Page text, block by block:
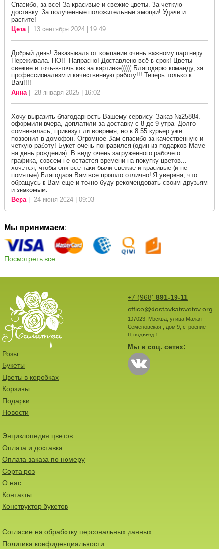
Спасибо, за все! За красивые и свежие цветы. За четкую
доставку. За полученные положительные эмоции! Удачи и
растите!
Цета| 13 сентября 2024 | 19:49
Добрый день! Заказывала от компании очень важному партнеру.
Переживала. НО!!! Напрасно! Доставлено всё в срок! Цветы
свежие и точь-в-точь как на картинке))))) Благодарю команду, за
профессионализм и качественную работу!!! Теперь только к
Вам!!!!
Анна| 28 января 2025 | 16:02
Хочу выразить благодарность Вашему сервису. Заказ №25884,
оформили вчера, доплатили за доставку с 8 до 9 утра. Долго
сомневалась, привезут ли вовремя, но в 8:55 курьер уже
позвонил в домофон. Огромное Вам спасибо за качественную и
четкую работу! Букет очень понравился (один из подарков Маме
на день рождения). В виду очень загруженного рабочего
графика, совсем не остается времени на покупку цветов...
хочется, чтобы они все-таки были свежие и красивые (и не
помятые) Благодаря Вам все прошло отлично! Я уверена, что
обращусь к Вам еще и точно буду рекомендовать своим друзьям
и знакомым.
Вера| 24 июня 2024 | 09:03
Мы принимаем:
Посмотреть все
+7 (968) 891-19-11
office@dostavkatsvetov.org
107023, Москва, улица Малая
Семеновская , дом 9, строение
8, подъезд 1
Мы в соц. сетях:
Розы
Букеты
Цветы в коробках
Корзины
Подарки
Новости
Энциклопедия цветов
Оплата и доставка
Оплата заказа по номеру
Сорта роз
О нас
Контакты
Конструктор букетов
Согласие на обработку персональных данных
Политика конфиденциальности